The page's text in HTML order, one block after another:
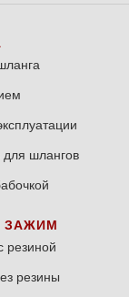
шлангов
ЗАЖИМ
резиной
резины